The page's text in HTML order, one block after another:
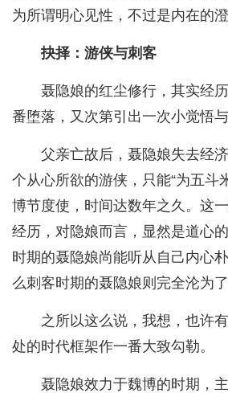
为所谓明心见性，不过是内在的
抉择：游侠与刺客
聂隐娘的红尘修行，其实经
番堕落，又次第引出一次小觉悟与
父亲亡故后，聂隐娘失去经
个从心所欲的游侠，只能“为五斗
博节度使，时间达数年之久。这
经历，对隐娘而言，显然是道心
时期的聂隐娘尚能听从自己内心
么刺客时期的聂隐娘则完全沦为了
之所以这么说，我想，也许
处的时代框架作一番大致勾勒。
聂隐娘效力于魏博的时期，